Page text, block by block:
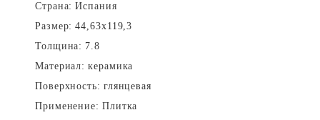
Страна: Испания
Размер: 44,63x119,3
Толщина: 7.8
Материал: керамика
Поверхность: глянцевая
Применение: Плитка